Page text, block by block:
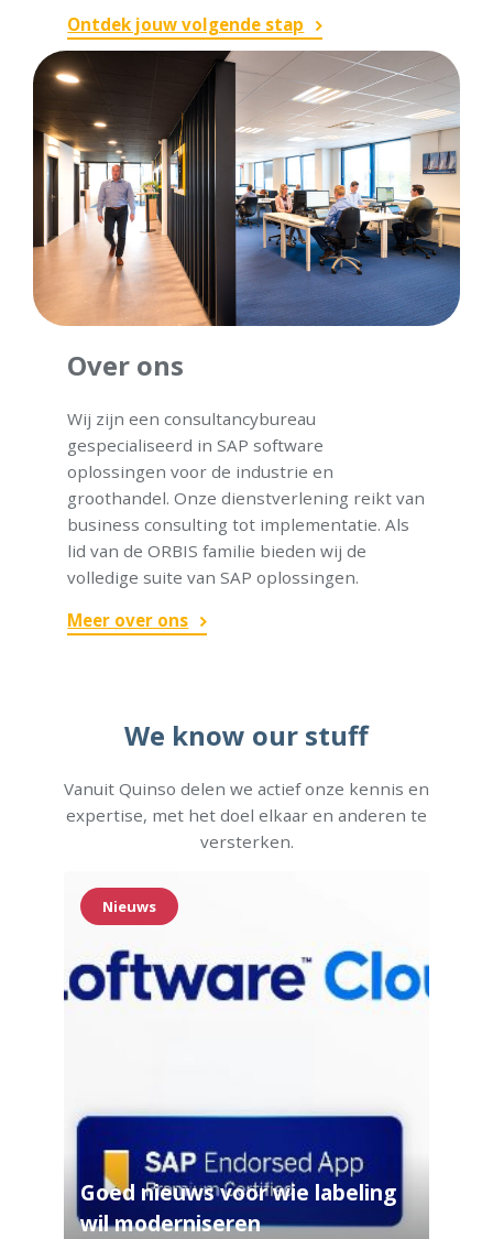
Ontdek jouw volgende stap
Over ons
Wij zijn een consultancybureau
gespecialiseerd in SAP software
oplossingen voor de industrie en
groothandel. Onze dienstverlening reikt van
business consulting tot implementatie. Als
lid van de ORBIS familie bieden wij de
volledige suite van SAP oplossingen.
Meer over ons
We know our stuff
Vanuit Quinso delen we actief onze kennis en
expertise, met het doel elkaar en anderen te
versterken.
Nieuws
Goed nieuws voor wie labeling
wil moderniseren